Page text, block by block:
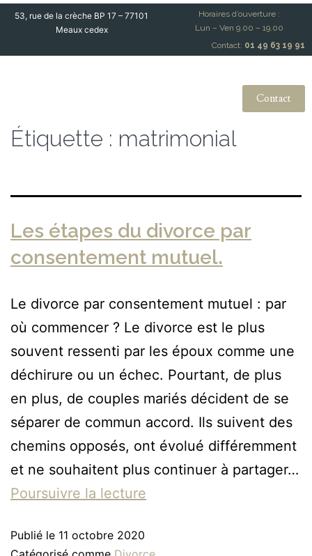
53, rue de la crèche BP 17 – 77101
Meaux cedex
Horaires d’ouverture :
Lun – Ven 9.00 – 19.00
Contact: 01 49 63 19 91
Contact
Étiquette : matrimonial
Les étapes du divorce par
consentement mutuel.
Le divorce par consentement mutuel : par
où commencer ? Le divorce est le plus
souvent ressenti par les époux comme une
déchirure ou un échec. Pourtant, de plus
en plus, de couples mariés décident de se
séparer de commun accord. Ils suivent des
chemins opposés, ont évolué différemment
et ne souhaitent plus continuer à partager…
Poursuivre la lecture
Publié le 11 octobre 2020